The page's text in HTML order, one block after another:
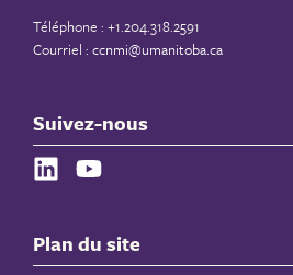
Téléphone : +1.204.318.2591
Courriel : ccnmi@umanitoba.ca
Suivez-nous
Plan du site